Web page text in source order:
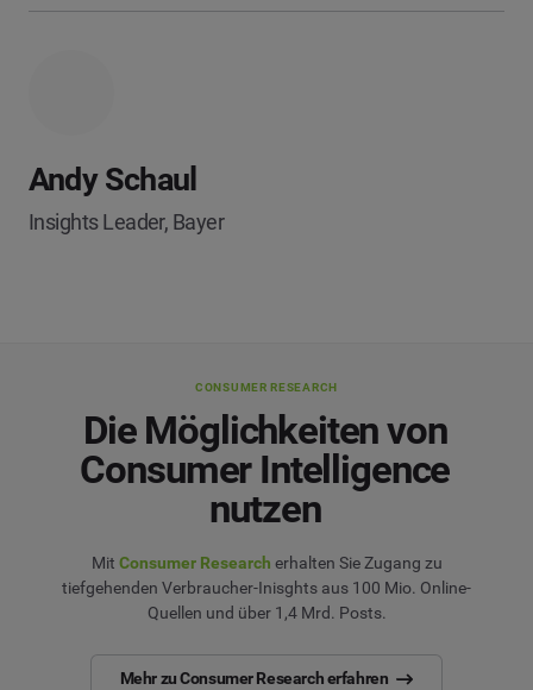
Andy Schaul
Insights Leader, Bayer
CONSUMER RESEARCH
Die Möglichkeiten von
Consumer Intelligence
nutzen
Mit Consumer Research erhalten Sie Zugang zu
tiefgehenden Verbraucher-Inisghts aus 100 Mio. Online-
Quellen und über 1,4 Mrd. Posts.
Mehr zu Consumer Research erfahren